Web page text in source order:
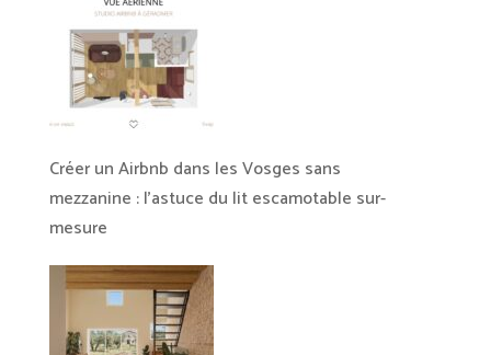
Créer un Airbnb dans les Vosges sans
mezzanine : l’astuce du lit escamotable sur-
mesure